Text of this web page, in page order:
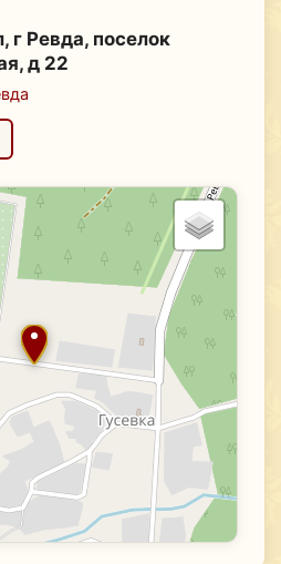
г Ревда, поселок
д 22